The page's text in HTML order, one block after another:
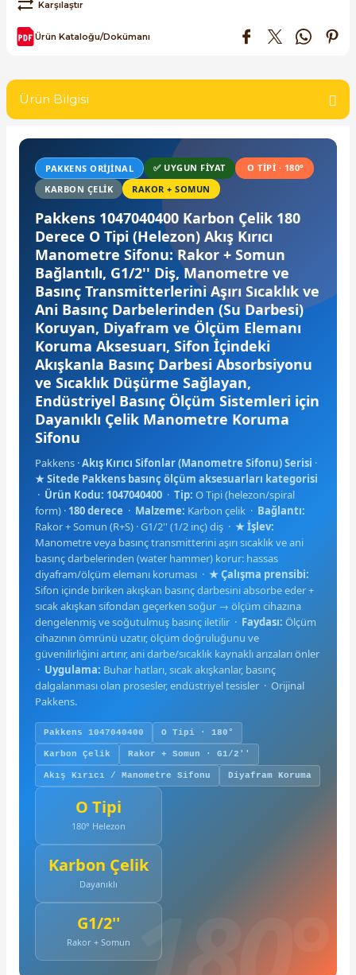
- UPS
Kesiciler
Şalterleri
Yol Vericiler
Pako Şalterler
SIRIUS SAFETY
Karşılaştır
Ürün Kataloğu/Dokümanı
Ürün Bilgisi
PAKKENS ORIJINAL ✅ UYGUN FIYAT
O TIPI · 180°
KARBON ÇELIK
RAKOR + SOMUN
Pakkens 1047040400 Karbon Çelik 180
Derece O Tipi (Helezon) Akış Kırıcı
Manometre Sifonu: Rakor + Somun
Bağlantılı, G1/2'' Diş, Manometre ve
Basınç Transmitterlerini Aşırı Sıcaklık ve
Ani Basınç Darbelerinden (Su Darbesi)
Koruyan, Diyafram ve Ölçüm Elemanı
Koruma Aksesuarı, Sifon İçindeki
Akışkanla Basınç Darbesi Absorbsiyonu
ve Sıcaklık Düşürme Sağlayan,
Endüstriyel Basınç Ölçüm Sistemleri için
Dayanıklı Çelik Manometre Koruma
Sifonu
Pakkens ·Akış Kırıcı Sifonlar (Manometre Sifonu) Serisi ·
★ Sitede Pakkens basınç ölçüm aksesuarları kategorisi
· Ürün Kodu: 1047040400 · Tip: O Tipi (helezon/spiral
form) · 180 derece · Malzeme: Karbon çelik · Bağlantı:
Rakor + Somun (R+S) · G1/2'' (1/2 inç) diş · ★ İşlev:
Manometre veya basınç transmitterini aşırı sıcaklık ve ani
basınç darbelerinden (water hammer) korur: hassas
diyafram/ölçüm elemanı koruması · ★ Çalışma prensibi:
Sifon içinde biriken akışkan basınç darbesini absorbe eder +
sıcak akışkan sifondan geçerken soğur → ölçüm cihazına
dengelenmiş ve soğutulmuş basınç iletilir · Faydası: Ölçüm
cihazının ömrünü uzatır, ölçüm doğruluğunu ve
güvenilirliğini artırır, ani darbe/sıcaklık kaynaklı arızaları önler
· Uygulama: Buhar hatları, sıcak akışkanlar, basınç
dalgalanması olan prosesler, endüstriyel tesisler · Orijinal
Pakkens.
Pakkens 1047040400 O Tipi · 180°
Karbon Çelik Rakor + Somun · G1/2''
Akış Kırıcı / Manometre Sifonu Diyafram Koruma
O Tipi
180° Helezon
Karbon Çelik
Dayanıklı
G1/2''
Rakor + Somun